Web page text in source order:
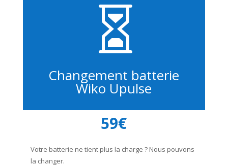

Changement batterie
Wiko Upulse
59€
Votre batterie ne tient plus la charge ? Nous pouvons
la changer.